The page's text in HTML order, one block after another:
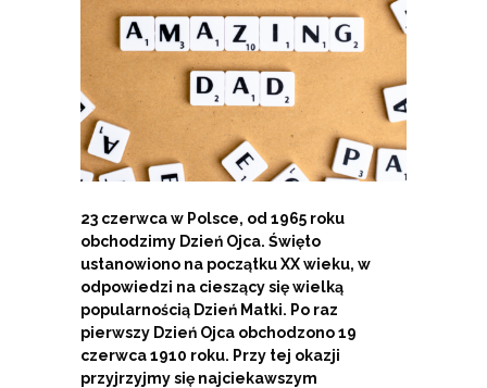
23 czerwca w Polsce, od 1965 roku
obchodzimy Dzień Ojca. Święto
ustanowiono na początku XX wieku, w
odpowiedzi na cieszący się wielką
popularnością Dzień Matki. Po raz
pierwszy Dzień Ojca obchodzono 19
czerwca 1910 roku. Przy tej okazji
przyjrzyjmy się najciekawszym